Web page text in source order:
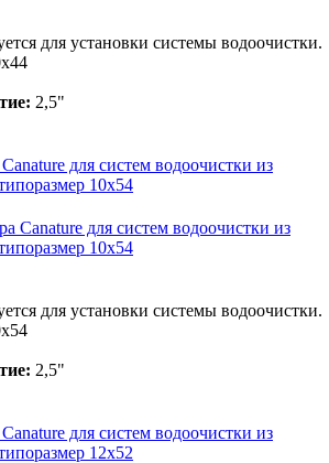
для установки системы водоочистки.
2,5"
для систем водоочистки из
10х54
для установки системы водоочистки.
2,5"
для систем водоочистки из
12х52